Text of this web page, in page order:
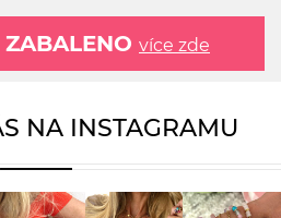
více zde
NA INSTAGRAMU